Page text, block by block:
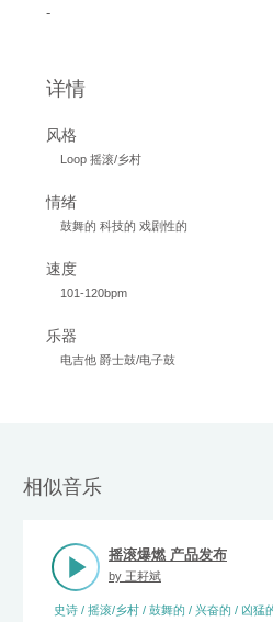
-
详情
风格
Loop 摇滚/乡村
情绪
鼓舞的 科技的 戏剧性的
速度
101-120bpm
乐器
电吉他 爵士鼓/电子鼓
相似音乐
摇滚爆燃 产品发布
by 王耔斌
史诗 / 摇滚/乡村 / 鼓舞的 / 兴奋的 / 凶猛